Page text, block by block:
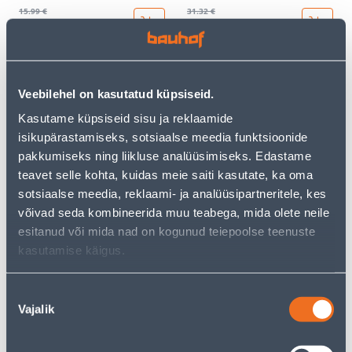
Veebilehel on kasutatud küpsiseid.
Kasutame küpsiseid sisu ja reklaamide
isikupärastamiseks, sotsiaalse meedia funktsioonide
pakkumiseks ning liikluse analüüsimiseks. Edastame
teavet selle kohta, kuidas meie saiti kasutate, ka oma
sotsiaalse meedia, reklaami- ja analüüsipartneritele, kes
võivad seda kombineerida muu teabega, mida olete neile
esitanud või mida nad on kogunud teiepoolse teenuste
kasutamise käigus.
valik
Vajalik
15.99 €
9
31.32 €
18
LÜLITI 1-NE ABB VEKSEL
BEEŽ BASIC55
5
LÜLITI 1-NE ABB RIST BEEŽ
BASIC55
14 .15 €